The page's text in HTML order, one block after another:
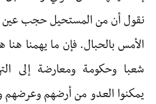
نقول أن من المستحيل حجب عين
الأمس بالحبال. فإن ما يهمنا هنا
شعبا وحكومة ومعارضة إلى
يمكنوا العدو من أرضهم وعرضهم